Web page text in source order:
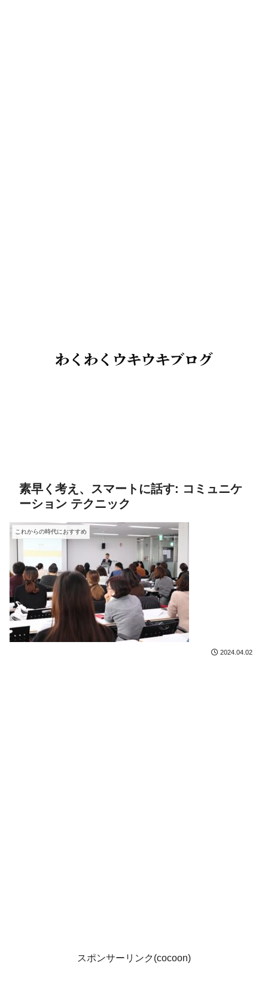
素早く考え、スマートに話す: コミュニケ
ーション テクニック
これからの時代におすすめ
2024.04.02
スポンサーリンク(cocoon)